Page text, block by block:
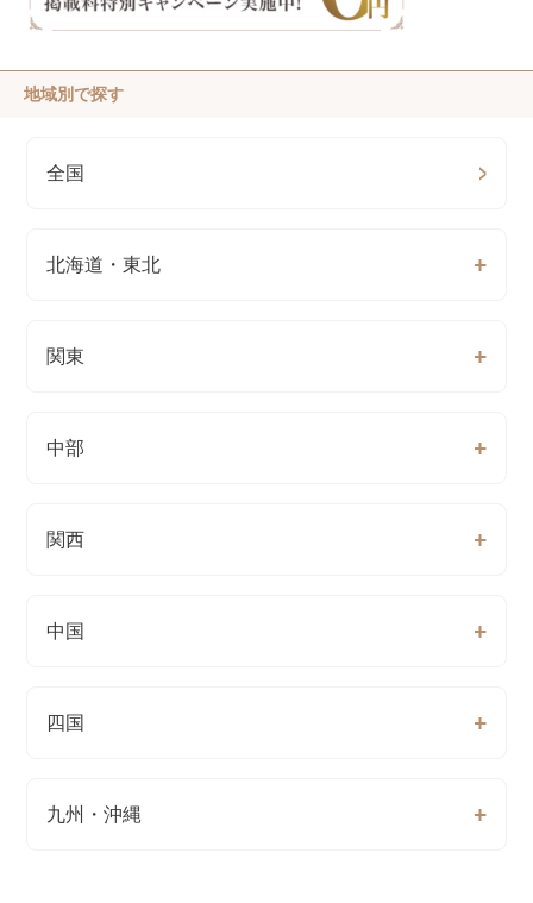
地域別で探す
全国
北海道・東北
関東
中部
関西
中国
四国
九州・沖縄